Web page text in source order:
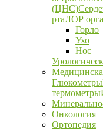
(ЦНС)
ртаЛОР
Горло
Ухо
Нос
Глюкометры
термометры
Онкология
Ортопедия